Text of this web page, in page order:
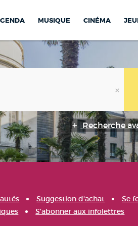
MUSIQUE CINÉMA
Recherche
Suggestion d'achat
Se
S'abonner aux infolettres